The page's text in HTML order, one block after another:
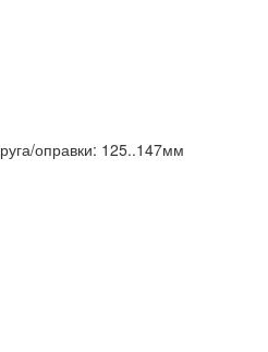
оправки: 125..147мм